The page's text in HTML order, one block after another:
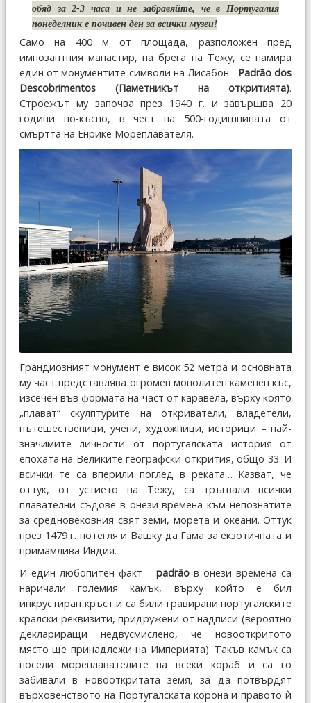
обяд за 2-3 часа и не забравяйте, че в Португалия
понеделник е почивен ден за всички музеи!
Само на 400 м от площада, разположен пред
импозантния манастир, на брега на Тежу, се намира
един от монументите-символи на Лисабон - Padrão dos
Descobrimentos (Паметникът на откритията).
Строежът му започва през 1940 г. и завършва 20
години по-късно, в чест на 500-годишнината от
смъртта на Енрике Мореплавателя.
Грандиозният монумент е висок 52 метра и основната
му част представлява огромен монолитен каменен къс,
изсечен във формата на част от каравела, върху която
„плават“ скулптурите на откриватели, владетели,
пътешественици, учени, художници, историци – най-
значимите личности от португалската история от
епохата на Великите географски открития, общо 33. И
всички те са вперили поглед в реката… Казват, че
оттук, от устието на Тежу, са тръгвали всички
плавателни съдове в онези времена към непознатите
за средновековния свят земи, морета и океани. Оттук
през 1479 г. потегля и Вашку да Гама за екзотичната и
примамлива Индия.
И един любопитен факт – padrão в онези времена са
наричали големия камък, върху който е бил
инкрустиран кръст и са били гравирани португалските
кралски реквизити, придружени от надписи (вероятно
деклариращи недвусмислено, че новооткритото
място ще принадлежи на Империята). Такъв камък са
носели мореплавателите на всеки кораб и са го
забивали в новооткритата земя, за да потвърдят
върховенството на Португалската корона и правото ѝ